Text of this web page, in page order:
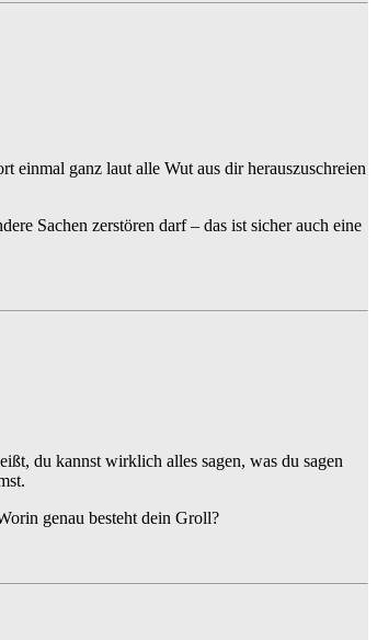
einmal ganz laut alle Wut aus dir herauszuschreien
Sachen zerstören darf – das ist sicher auch eine
du kannst wirklich alles sagen, was du sagen
genau besteht dein Groll?